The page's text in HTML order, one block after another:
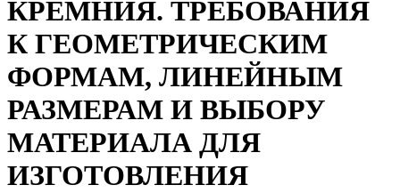
КРЕМНИЯ. ТРЕБОВАНИЯ
К ГЕОМЕТРИЧЕСКИМ
ФОРМАМ, ЛИНЕЙНЫМ
РАЗМЕРАМ И ВЫБОРУ
МАТЕРИАЛА ДЛЯ
ИЗГОТОВЛЕНИЯ